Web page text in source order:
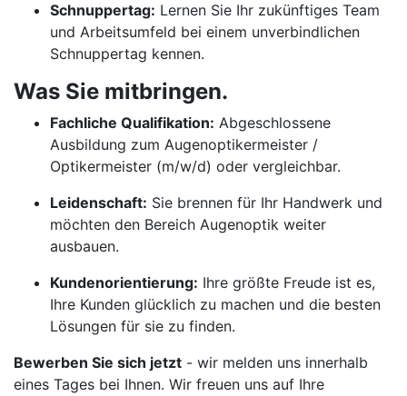
Schnuppertag: Lernen Sie Ihr zukünftiges Team
und Arbeitsumfeld bei einem unverbindlichen
Schnuppertag kennen.
Was Sie mitbringen.
Fachliche Qualifikation: Abgeschlossene
Ausbildung zum Augenoptikermeister /
Optikermeister (m/w/d) oder vergleichbar.
Leidenschaft: Sie brennen für Ihr Handwerk und
möchten den Bereich Augenoptik weiter
ausbauen.
Kundenorientierung: Ihre größte Freude ist es,
Ihre Kunden glücklich zu machen und die besten
Lösungen für sie zu finden.
Bewerben Sie sich jetzt - wir melden uns innerhalb
eines Tages bei Ihnen. Wir freuen uns auf Ihre